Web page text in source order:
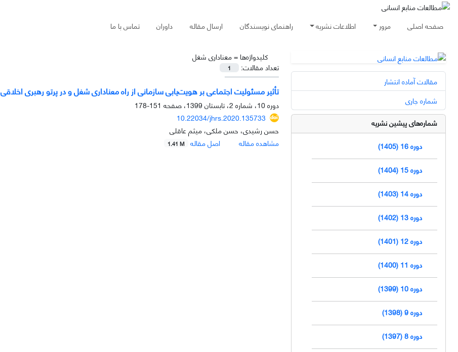
صفحه اصلی مرور اطلاعات نشریه راهنمای نویسندگان ارسال مقاله داوران تماس با ما
کلیدواژه‌ها =معناداری شغل
تعداد مقالات:
1
تأثیر مسئولیت اجتماعی بر هویت‌یابی سازمانی از راه معناداری شغل و در پرتو رهبری اخلاقی
دوره 10، شماره 2، تابستان 1399، صفحه
151-178
10.22034/jhrs.2020.135733
حسن رشیدی، حسن ملکی، میثم عاقلی
مشاهده مقاله
اصل مقاله 1.41 M
مقالات آماده انتشار
شماره جاری
شماره‌های پیشین نشریه
دوره 16 (1405)
دوره 15 (1404)
دوره 14 (1403)
دوره 13 (1402)
دوره 12 (1401)
دوره 11 (1400)
دوره 10 (1399)
دوره 9 (1398)
دوره 8 (1397)